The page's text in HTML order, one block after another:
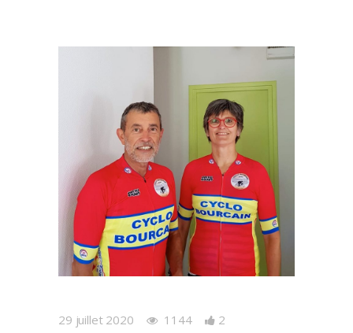
29 juillet 2020 1144 2